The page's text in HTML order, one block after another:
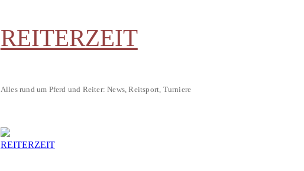
REITERZEIT
Alles rund um Pferd und Reiter: News, Reitsport, Turniere